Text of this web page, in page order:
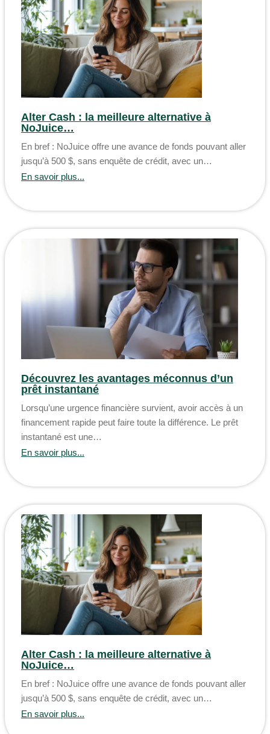
Alter Cash : la meilleure alternative à
NoJuice…
En bref : NoJuice offre une avance de fonds pouvant aller
jusqu’à 500 $, sans enquête de crédit, avec un…
En savoir plus...
Découvrez les avantages méconnus d’un
prêt instantané
Lorsqu’une urgence financière survient, avoir accès à un
financement rapide peut faire toute la différence. Le prêt
instantané est une…
En savoir plus...
Alter Cash : la meilleure alternative à
NoJuice…
En bref : NoJuice offre une avance de fonds pouvant aller
jusqu’à 500 $, sans enquête de crédit, avec un…
En savoir plus...